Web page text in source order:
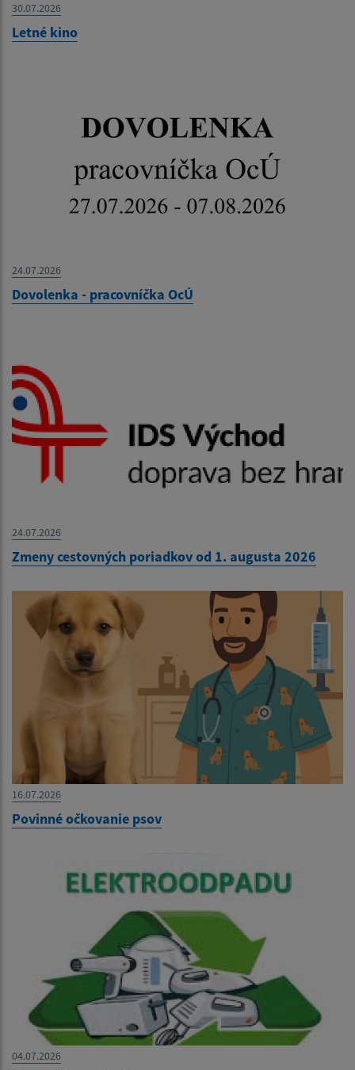
30.07.2026
Letné kino
24.07.2026
Dovolenka - pracovníčka OcÚ
24.07.2026
Zmeny cestovných poriadkov od 1. augusta 2026
16.07.2026
Povinné očkovanie psov
04.07.2026